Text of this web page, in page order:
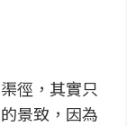
徑，其實只
景致，因為